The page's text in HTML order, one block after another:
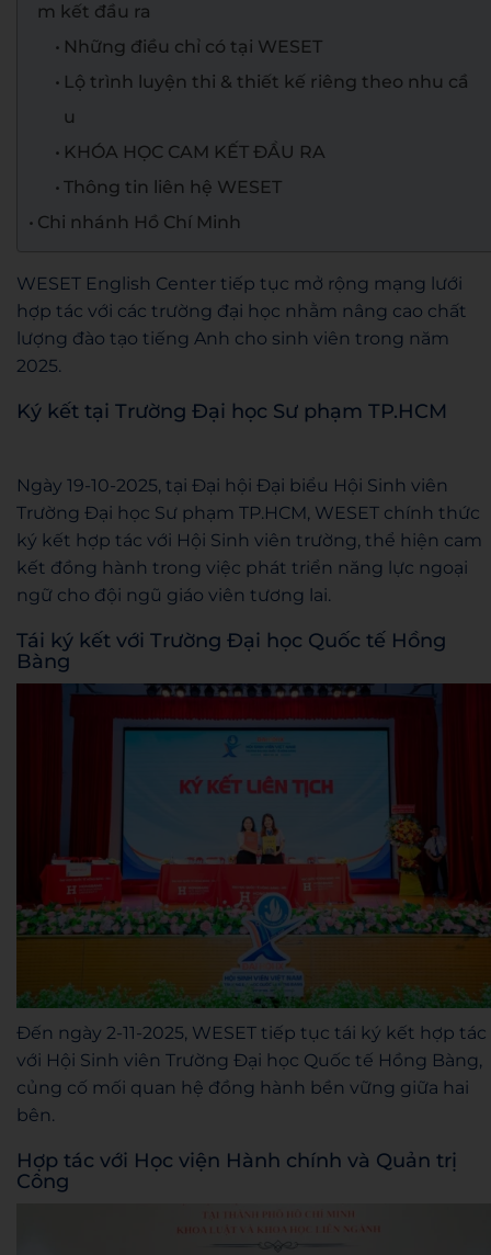
m kết đầu ra
Những điều chỉ có tại WESET
Lộ trình luyện thi & thiết kế riêng theo nhu cầ
u
KHÓA HỌC CAM KẾT ĐẦU RA
Thông tin liên hệ WESET
Chi nhánh Hồ Chí Minh
WESET English Center tiếp tục mở rộng mạng lưới
hợp tác với các trường đại học nhằm nâng cao chất
lượng đào tạo tiếng Anh cho sinh viên trong năm
2025.
Ký kết tại Trường Đại học Sư phạm TP.HCM
Ngày 19-10-2025, tại Đại hội Đại biểu Hội Sinh viên
Trường Đại học Sư phạm TP.HCM, WESET chính thức
ký kết hợp tác với Hội Sinh viên trường, thể hiện cam
kết đồng hành trong việc phát triển năng lực ngoại
ngữ cho đội ngũ giáo viên tương lai.
Tái ký kết với Trường Đại học Quốc tế Hồng
Bàng
Đến ngày 2-11-2025, WESET tiếp tục tái ký kết hợp tác
với Hội Sinh viên Trường Đại học Quốc tế Hồng Bàng,
củng cố mối quan hệ đồng hành bền vững giữa hai
bên.
Hợp tác với Học viện Hành chính và Quản trị
Công